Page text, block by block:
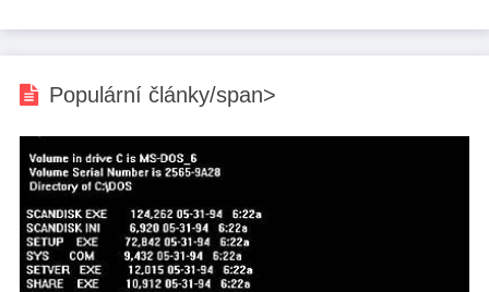
Populární články/span>